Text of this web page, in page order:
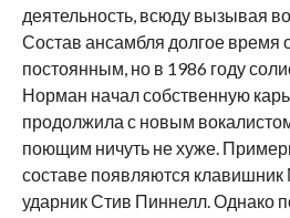
деятельность, всюду вызывая
Состав ансамбля долгое время
постоянным, но в 1986 году
Норман начал собственную
продолжила с новым
поющим ничуть не хуже.
составе появляются
ударник Стив Пиннелл. Однако